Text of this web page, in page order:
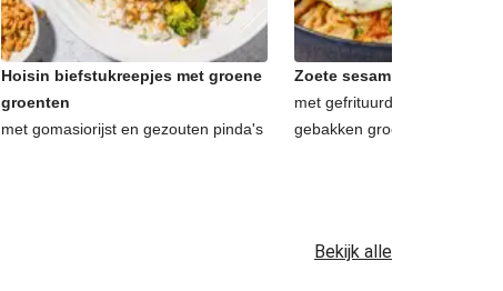
Hoisin biefstukreepjes met groene
groenten
met gomasiorijst en gezouten pinda's
Zoete sesamnoedels met
met gefrituurde uitjes,
gebakken groenten
Bekijk alle